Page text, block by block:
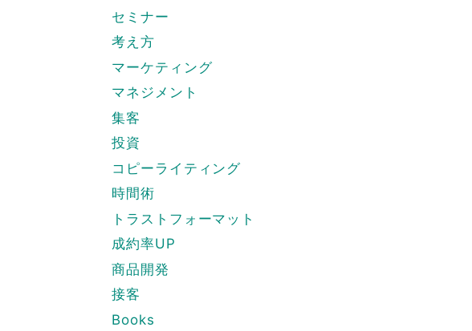
セミナー
考え方
マーケティング
マネジメント
集客
投資
コピーライティング
時間術
トラストフォーマット
成約率UP
商品開発
接客
Books